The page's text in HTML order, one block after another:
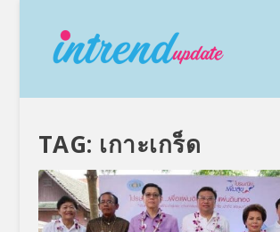
TAG: เกาะเกร็ด